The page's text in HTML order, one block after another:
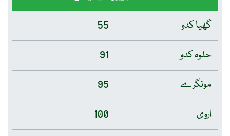
گھیا کدو
55
حلوہ کدو
91
مونگرے
95
اروی
100